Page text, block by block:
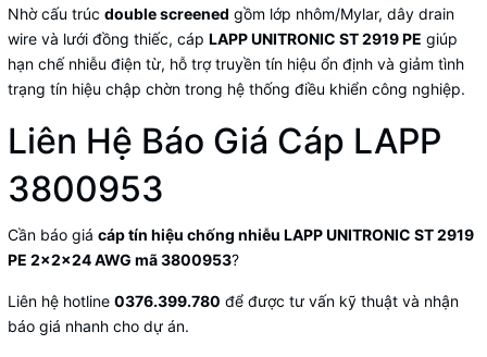
Nhờ cấu trúc double screened gồm lớp nhôm/Mylar, dây drain
wire và lưới đồng thiếc, cáp LAPP UNITRONIC ST 2919 PE giúp
hạn chế nhiễu điện từ, hỗ trợ truyền tín hiệu ổn định và giảm tình
trạng tín hiệu chập chờn trong hệ thống điều khiển công nghiệp.
Liên Hệ Báo Giá Cáp LAPP
3800953
Cần báo giá cáp tín hiệu chống nhiễu LAPP UNITRONIC ST 2919
PE 2x2x24 AWG mã 3800953?
Liên hệ hotline 0376.399.780 để được tư vấn kỹ thuật và nhận
báo giá nhanh cho dự án.